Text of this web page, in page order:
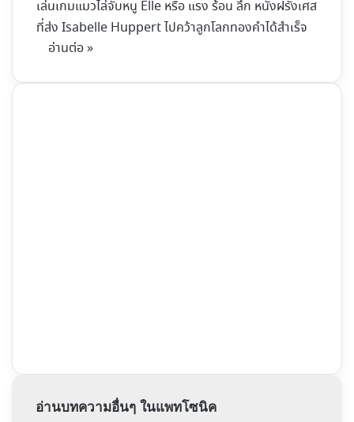
เล่นเกมแมวไล่จับหนู Elle หรือ แรง ร้อน ลึก หนังฝรั่งเศส
ที่ส่ง Isabelle Huppert ไปคว้าลูกโลกทองคำได้สำเร็จ
อ่านต่อ »
อ่านบทความอื่นๆ ในแพทโซนิค